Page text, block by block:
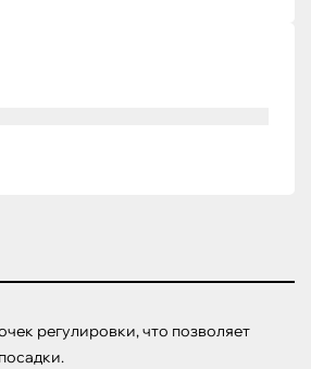
регулировки, что позволяет